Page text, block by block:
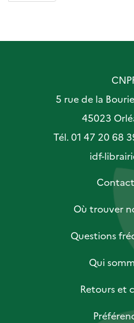
5 rue de la
45023
Tél. 01 47 20 68
idf-
Où trouver
Questions
Qui
Retours et